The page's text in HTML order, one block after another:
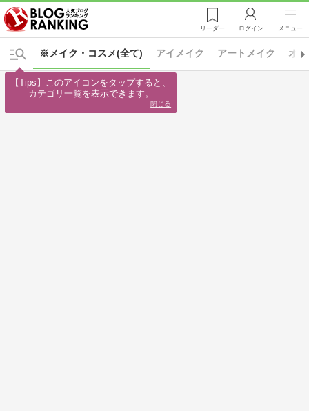
リーダー ログイン メニュー
※メイク・コスメ(全て) アイメイク アートメイク オ
【Tips】このアイコンをタップすると、
カテゴリ一覧を表示できます。
閉じる